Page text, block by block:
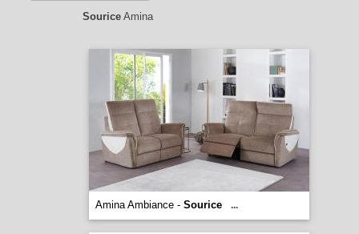
SouriceAmina
Amina Ambiance - Sourice ...